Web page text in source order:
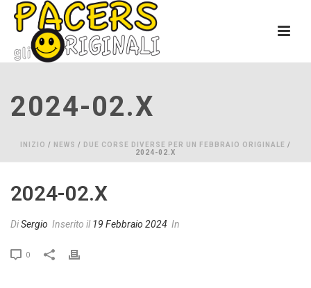
2024-02.x
INIZIO / NEWS / DUE CORSE DIVERSE PER UN FEBBRAIO ORIGINALE /
2024-02.X
2024-02.x
DiSergio Inserito il19 Febbraio 2024 In
0